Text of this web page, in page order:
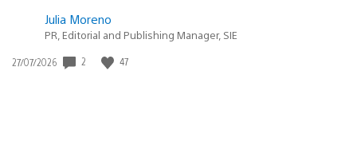
Julia Moreno
PR, Editorial and Publishing Manager, SIE
Data
27/07/2026 2 47